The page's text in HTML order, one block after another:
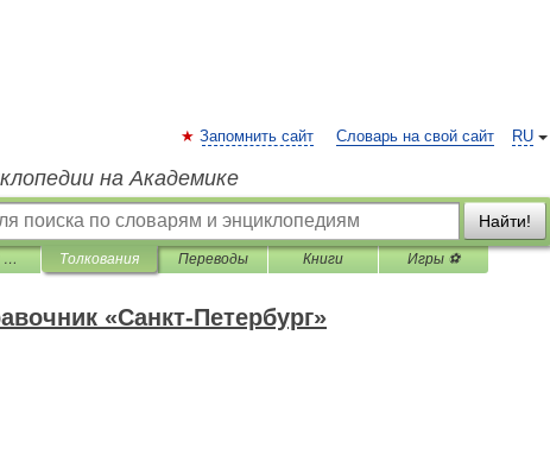
RU
Запомнить сайт Словарь на свой сайт
на Академике
Найти!
Энциклопедический справочник «Санкт-Петербург» Толкования Переводы Книги Игры ⚽
«Санкт-Петербург»